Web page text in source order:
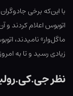
با این‌که برخی
اتوبوس اعلام کردند و
ماگل‌وار» نامیدند،
زیادی رسید و تا به
نظر